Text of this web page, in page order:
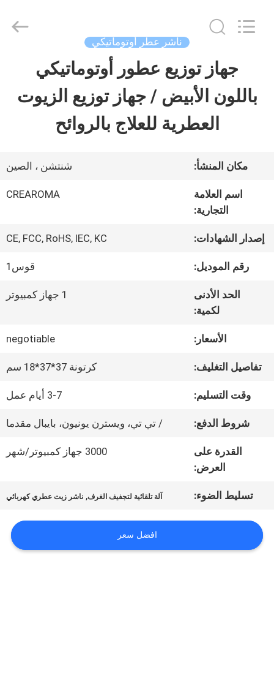
منزل،
بيت
أشرطة
عرض
الواقع
الافتراضي
معلومات
جولة
المعمل
مراقبة
Online
ناشر عطر أوتوماتيكي
جهاز توزيع عطور أوتوماتيكي
باللون الأبيض / جهاز توزيع الزيوت
العطرية للعلاج بالروائح
مكان المنشأ: شنتشن ، الصين
اسم العلامة
التجارية:
CREAROMA
إصدار الشهادات: CE, FCC, RoHS, IEC, KC
رقم الموديل: قوس1
الحد الأدنى
لكمية:
1 جهاز كمبيوتر
الأسعار: negotiable
تفاصيل التغليف: كرتونة 37*37*18 سم
وقت التسليم: 3-7 أيام عمل
شروط الدفع: / تي تي، ويسترن يونيون، بايبال مقدما
القدرة على
العرض:
3000 جهاز كمبيوتر/شهر
تسليط الضوء: آلة تلقائية لتجفيف الغرف, ناشر زيت عطري كهربائي
افضل سعر